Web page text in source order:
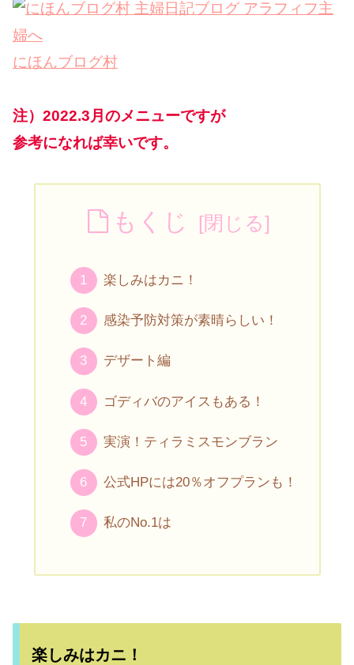
にほんブログ村
注）2022.3月のメニューですが
参考になれば幸いです。
もくじ
楽しみはカニ！
感染予防対策が素晴らしい！
デザート編
ゴディバのアイスもある！
実演！ティラミスモンブラン
公式HPには20％オフプランも！
私のNo.1は
楽しみはカニ！